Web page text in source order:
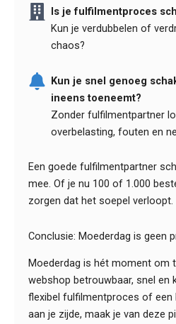
Is je fulfilmentproces
Kun je verdubbelen of
chaos?
Kun je snel genoeg
ineens toeneemt?
Zonder fulfilmentpartner
overbelasting, fouten en
Een goede fulfilmentpartner
mee. Of je nu 100 of 1.000
zorgen dat het soepel verloopt.
Conclusie: Moederdag is geen
Moederdag is hét moment om
webshop betrouwbaar, snel en
flexibel fulfilmentproces of een
aan je zijde, maak je van deze